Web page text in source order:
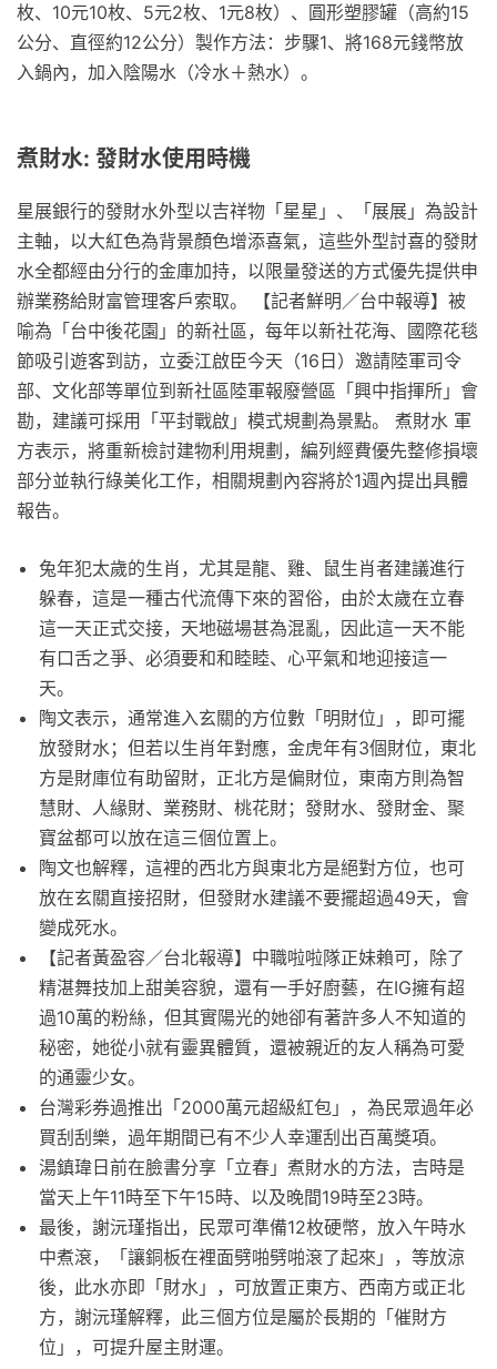
枚、10元10枚、5元2枚、1元8枚）、圓形塑膠罐（高約15
公分、直徑約12公分）製作方法：步驟1、將168元錢幣放
入鍋內，加入陰陽水（冷水＋熱水）。
煮財水: 發財水使用時機
星展銀行的發財水外型以吉祥物「星星」、「展展」為設計
主軸，以大紅色為背景顏色增添喜氣，這些外型討喜的發財
水全都經由分行的金庫加持，以限量發送的方式優先提供申
辦業務給財富管理客戶索取。 【記者鮮明／台中報導】被
喻為「台中後花園」的新社區，每年以新社花海、國際花毯
節吸引遊客到訪，立委江啟臣今天（16日）邀請陸軍司令
部、文化部等單位到新社區陸軍報廢營區「興中指揮所」會
勘，建議可採用「平封戰啟」模式規劃為景點。 煮財水 軍
方表示，將重新檢討建物利用規劃，編列經費優先整修損壞
部分並執行綠美化工作，相關規劃內容將於1週內提出具體
報告。
兔年犯太歲的生肖，尤其是龍、雞、鼠生肖者建議進行
躲春，這是一種古代流傳下來的習俗，由於太歲在立春
這一天正式交接，天地磁場甚為混亂，因此這一天不能
有口舌之爭、必須要和和睦睦、心平氣和地迎接這一
天。
陶文表示，通常進入玄關的方位數「明財位」，即可擺
放發財水；但若以生肖年對應，金虎年有3個財位，東北
方是財庫位有助留財，正北方是偏財位，東南方則為智
慧財、人緣財、業務財、桃花財；發財水、發財金、聚
寶盆都可以放在這三個位置上。
陶文也解釋，這裡的西北方與東北方是絕對方位，也可
放在玄關直接招財，但發財水建議不要擺超過49天，會
變成死水。
【記者黃盈容／台北報導】中職啦啦隊正妹賴可，除了
精湛舞技加上甜美容貌，還有一手好廚藝，在IG擁有超
過10萬的粉絲，但其實陽光的她卻有著許多人不知道的
秘密，她從小就有靈異體質，還被親近的友人稱為可愛
的通靈少女。
台灣彩券過推出「2000萬元超級紅包」，為民眾過年必
買刮刮樂，過年期間已有不少人幸運刮出百萬獎項。
湯鎮瑋日前在臉書分享「立春」煮財水的方法，吉時是
當天上午11時至下午15時、以及晚間19時至23時。
最後，謝沅瑾指出，民眾可準備12枚硬幣，放入午時水
中煮滾，「讓銅板在裡面劈啪劈啪滾了起來」，等放涼
後，此水亦即「財水」，可放置正東方、西南方或正北
方，謝沅瑾解釋，此三個方位是屬於長期的「催財方
位」，可提升屋主財運。